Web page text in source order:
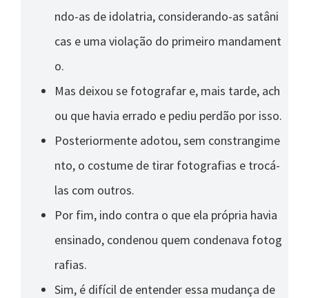
ndo-as de idolatria, considerando-as satâni
cas e uma violação do primeiro mandament
o.
Mas deixou se fotografar e, mais tarde, ach
ou que havia errado e pediu perdão por isso.
Posteriormente adotou, sem constrangime
nto, o costume de tirar fotografias e trocá-
las com outros.
Por fim, indo contra o que ela própria havia
ensinado, condenou quem condenava fotog
rafias.
Sim, é difícil de entender essa mudança de